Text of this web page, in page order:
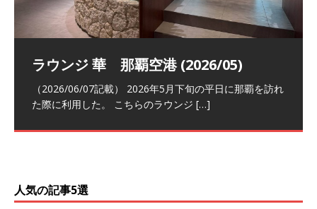
祝！日本航空・マリオットの戦略パー
トナーシップによるFOP無料付与とス
テイタスマッチ
ラウンジ 華 那覇空港 (2026/05)
（2026/06/07記載） 2026年5月下旬の平日に那覇を訪れ
た際に利用した。 こちらのラウンジ […]
The Coral Executive Lounge スワ
ンナプーム国際空港国内線ラウンジ
(2026/01)
日本航空 羽田空港国際線ファースト
クラスラウンジ (2026/01)
（2026/03/18記載） 2026年1月、毎年恒例の新年の羽田
バンコクエアウェイズ スワンナプー
ム国際空港国内線ラウンジ (2026/01)
（2026/03/13記載） 2026年1月上旬にバンコク経由でチ
人気の記事5選